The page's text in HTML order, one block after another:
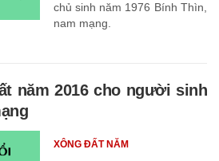
chủ sinh năm 1976 Bính Thìn,
nam mạng.
năm 2016 cho người sinh
XÔNG ĐẤT NĂM